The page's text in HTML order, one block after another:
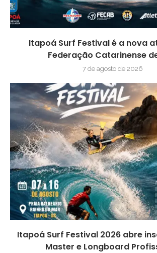
Itapoá Surf Festival é a nova
Federação Catarinense
7 de agosto de 2026
Itapoá Surf Festival 2026 abre
Master e Longboard